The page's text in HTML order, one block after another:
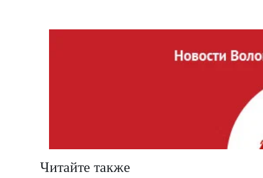
Читайте также